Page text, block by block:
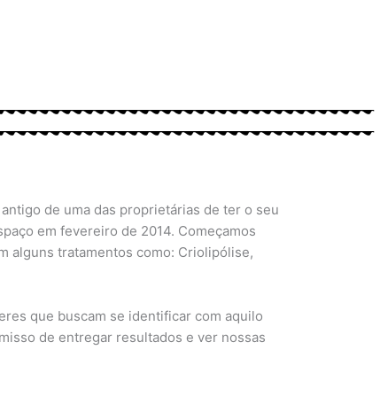
de uma das proprietárias de ter o seu
em fevereiro de 2014. Começamos
alguns tratamentos como: Criolipólise,
que buscam se identificar com aquilo
de entregar resultados e ver nossas